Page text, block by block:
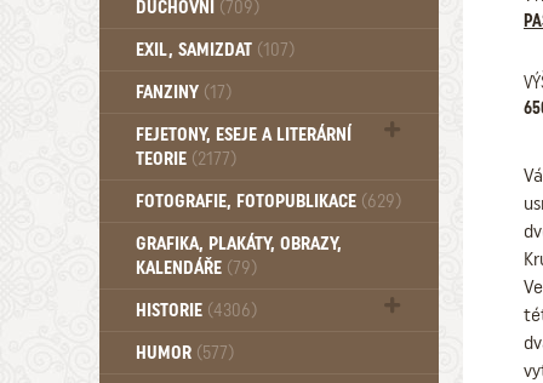
DUCHOVNÍ (709)
Okultismus (110)
EXIL, SAMIZDAT (107)
FANZINY (17)
FEJETONY, ESEJE A LITERÁRNÍ
TEORIE (2177)
Citáty, aforismy, snáře, přísloví,
FOTOGRAFIE, FOTOPUBLIKACE (629)
GRAFIKA, PLAKÁTY, OBRAZY,
KALENDÁŘE (79)
HISTORIE (4306)
Mytologie, Mýty, Báje, Pověsti (203)
HUMOR (577)